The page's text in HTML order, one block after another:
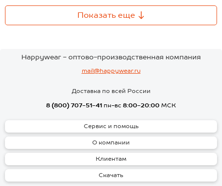
Показать еще
Happywear - оптово-производственная компания
mail@happywear.ru
Доставка по всей России
8 (800) 707-51-41 пн-вс 8:00-20:00 МСК
Сервис и помощь
О компании
Клиентам
Скачать